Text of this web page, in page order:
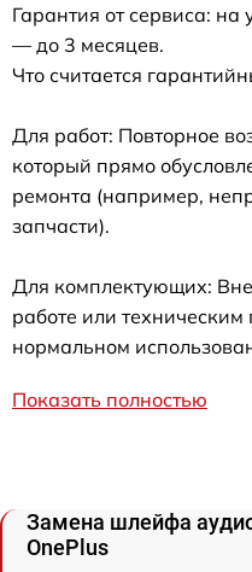
Гарантия от сервиса:
— до 3 месяцев.
Что считается
Для работ: Повторное
который прямо
ремонта (например,
запчасти).
Для комплектующих:
работе или
нормальном
Показать полностью
Замена шлейфа
OnePlus